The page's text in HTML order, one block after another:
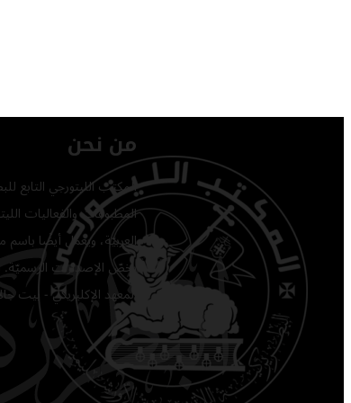
من نحن
المكتب الليتورجي التابع
المطبوعات والفعاليات
العربيّة، ويعمل أيضًا باسم
يخصّ الإصدارات الرسميّة.
المعهد الإكليريكي - بيت